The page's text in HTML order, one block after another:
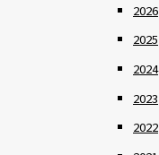
2026
2025
2024
2023
2022